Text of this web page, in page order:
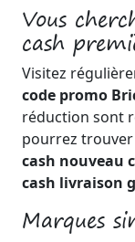
Vous
cash
Visitez
code promo
réduction sont
pourrez
cash nouveau
cash livraison
Marques